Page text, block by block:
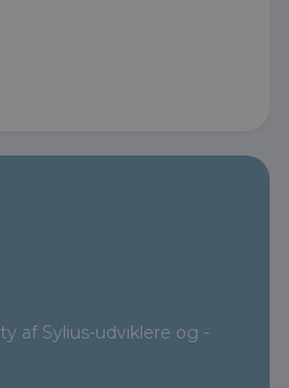
af Sylius-udviklere og -